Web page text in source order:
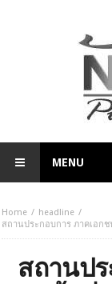
MENU
Home
headline
สถานประกอบการ ภาคเอก
สถานป